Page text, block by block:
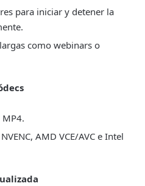
para iniciar y detener la
como webinars o
AMD VCE/AVC e Intel